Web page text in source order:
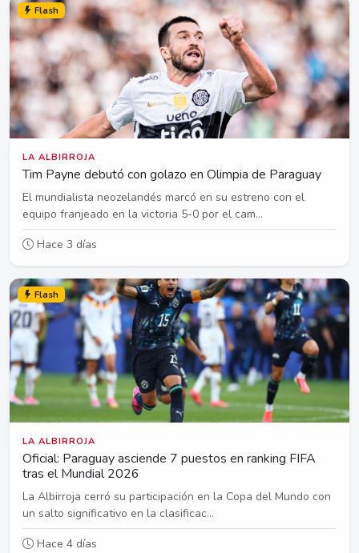
Flash
LA ALBIRROJA
Tim Payne debutó con golazo en Olimpia de Paraguay
El mundialista neozelandés marcó en su estreno con el
equipo franjeado en la victoria 5-0 por el cam...
Hace 3 días
Flash
LA ALBIRROJA
Oficial: Paraguay asciende 7 puestos en ranking FIFA
tras el Mundial 2026
La Albirroja cerró su participación en la Copa del Mundo con
un salto significativo en la clasificac...
Hace 4 días